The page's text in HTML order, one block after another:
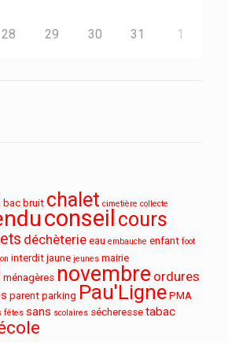
28 29 30 31 1
bac bruit chalet cimetière collecte
conseil cours
déchèterie eau embauche enfant foot
interdit jaune jeunes mairie
ménagères novembre ordures
parent parking Pau'Ligne PMA
fêtes sans scolaires sécheresse tabac